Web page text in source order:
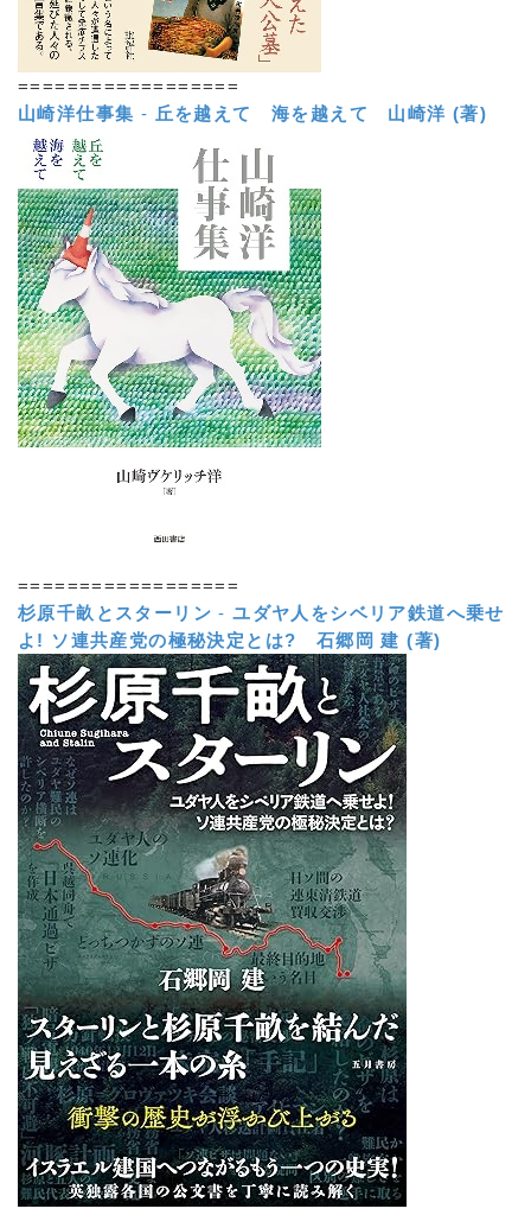
==================
山崎洋仕事集 - 丘を越えて 海を越えて 山崎洋 (著)
==================
杉原千畝とスターリン -ユダヤ人をシベリア鉄道へ乗せ
よ! ソ連共産党の極秘決定とは?
石郷岡 建 (著)